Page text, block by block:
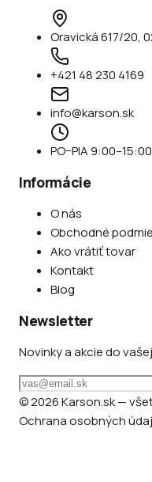
Oravická 617/20,
+421 48 230 4169
info@karson.sk
PO–PIA 9:00–15:00
Informácie
O nás
Obchodné
Ako vrátiť tovar
Kontakt
Blog
Newsletter
Novinky a akcie do
© 2026 Karson.sk —
Ochrana osobných